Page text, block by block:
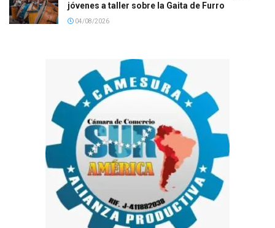
jóvenes a taller sobre la Gaita de Furro
04/08/2026